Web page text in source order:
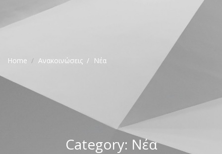
Home Ανακοινώσεις Νέα
Category: Νέα